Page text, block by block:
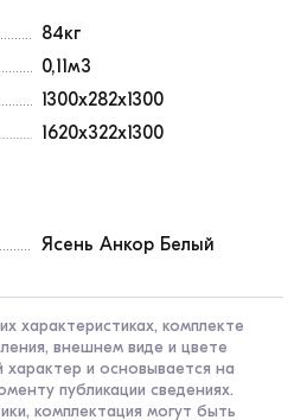
компенсировать
напольного
конструкцию.
основание защищает
помещений. Фасад и
светлом
детской одежды в ДОУ;
84кг
0,11м3
1300x282x1300
1620x322x1300
Ясень Анкор Белый
характеристиках, комплекте
внешнем виде и цвете
и основывается на
публикации сведениях.
комплектация могут быть